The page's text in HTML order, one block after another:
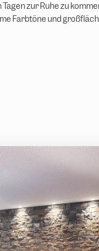
zur Ruhe zu
Farbtöne und